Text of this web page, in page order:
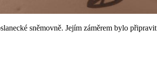
sněmovně. Jejím záměrem bylo připravit